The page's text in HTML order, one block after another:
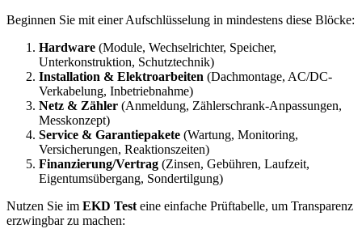
Beginnen Sie mit einer Aufschlüsselung in mindestens diese Blöcke:
Hardware (Module, Wechselrichter, Speicher,
Unterkonstruktion, Schutztechnik)
Installation & Elektroarbeiten (Dachmontage, AC/DC-
Verkabelung, Inbetriebnahme)
Netz & Zähler (Anmeldung, Zählerschrank-Anpassungen,
Messkonzept)
Service & Garantiepakete (Wartung, Monitoring,
Versicherungen, Reaktionszeiten)
Finanzierung/Vertrag (Zinsen, Gebühren, Laufzeit,
Eigentumsübergang, Sondertilgung)
Nutzen Sie im EKD Test eine einfache Prüftabelle, um Transparenz
erzwingbar zu machen: